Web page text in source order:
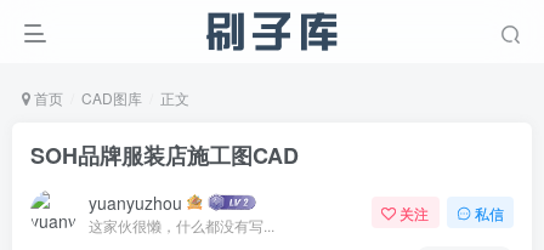
首页 CAD图库 正文
SOH品牌服装店施工图CAD
yuanyuzhou
这家伙很懒，什么都没有写...
关注 私信